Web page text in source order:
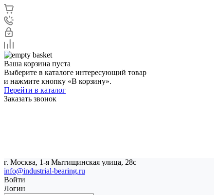
Ваша корзина пуста
Выберите в каталоге интересующий товар
и нажмите кнопку «В корзину».
Перейти в каталог
Заказать звонок
г. Москва, 1-я Мытищинская улица, 28с
info@industrial-bearing.ru
Войти
Логин